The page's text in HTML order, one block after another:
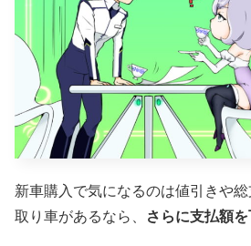
新車購入で気になるのは値引きや
取り車があるなら、
さらに支払額